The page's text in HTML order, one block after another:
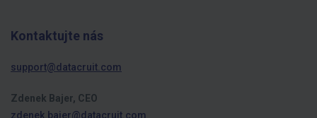
Kontaktujte nás
support@datacruit.com
Zdenek Bajer, CEO
zdenek.bajer@datacruit.com